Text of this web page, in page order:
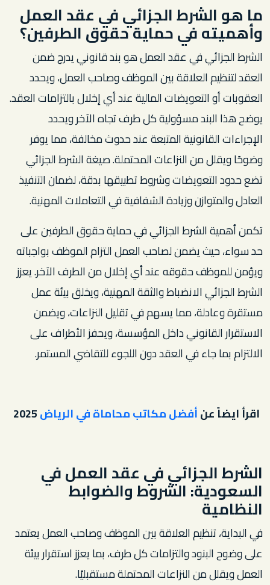
ما هو الشرط الجزائي في عقد العمل
وأهميته في حماية حقوق الطرفين؟
الشرط الجزائي في عقد العمل هو بند قانوني يدرج ضمن
العقد لتنظيم العلاقة بين الموظف وصاحب العمل، ويحدد
العقوبات أو التعويضات المالية عند أي إخلال بالتزامات العقد.
يوضح هذا البند مسؤولية كل طرف تجاه الآخر ويحدد
الإجراءات القانونية المتبعة عند حدوث مخالفة، مما يوفر
وضوحًا ويقلل من النزاعات المحتملة. صيغة الشرط الجزائي
تضع حدود التعويضات وشروط تطبيقها بدقة، لضمان التنفيذ
العادل والمتوازن وزيادة الشفافية في التعاملات المهنية.
تكمن أهمية الشرط الجزائي في حماية حقوق الطرفين على
حد سواء، حيث يضمن لصاحب العمل التزام الموظف بواجباته
ويؤمن للموظف حقوقه عند أي إخلال من الطرف الآخر. يعزز
الشرط الجزائي الانضباط والثقة المهنية، ويخلق بيئة عمل
مستقرة وعادلة، مما يسهم في تقليل النزاعات، ويضمن
الاستقرار القانوني داخل المؤسسة، ويحفز الأطراف على
الالتزام بما جاء في العقد دون اللجوء للتقاضي المستمر.
اقرأ ايضاً عنأفضل مكاتب محاماة في الرياض
الشرط الجزائي في عقد العمل في
السعودية: الشروط والضوابط
النظامية
في البداية، تنظيم العلاقة بين الموظف وصاحب العمل يعتمد
على وضوح البنود والتزامات كل طرف، بما يعزز استقرار بيئة
العمل ويقلل من النزاعات المحتملة مستقبليًا.